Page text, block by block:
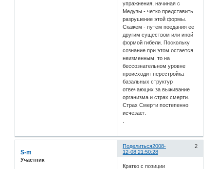
упражнения, начиная с
Медузы - четко представить
разрушение этой формы.
Скажем - путем поедания ее
другим существом или иной
формой гибели. Поскольку
сознание при этом остается
неизменным, то на
бессознательном уровне
происходит перестройка
базальных структур
отвечающих за выживание
организма и страх смерти.
Страх Смерти постепенно
исчезает.
Поделиться 2
2008-
12-08 21:50:28
S-m
Участник
Кратко с позиции